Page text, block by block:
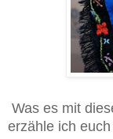
Was es mit
erzähle ich